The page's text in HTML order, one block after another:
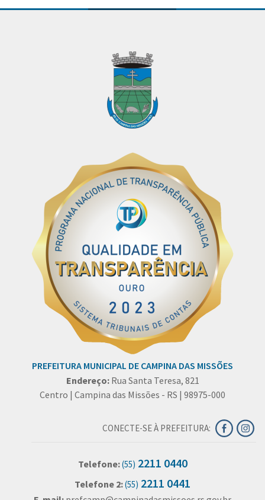
PREFEITURA MUNICIPAL DE CAMPINA DAS MISSÕES
Endereço: Rua Santa Teresa, 821
Centro | Campina das Missões - RS | 98975-000
CONECTE-SE À PREFEITURA:
Telefone:(55) 2211 0440
Telefone 2:(55) 2211 0441